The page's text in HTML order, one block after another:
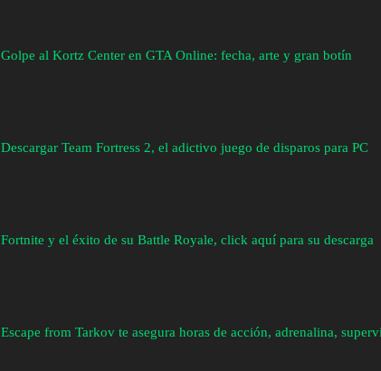
Golpe al Kortz Center en GTA Online: fecha, arte y gran botín
Descargar Team Fortress 2, el adictivo juego de disparos para PC
Fortnite y el éxito de su Battle Royale, click aquí para su descarga
Escape from Tarkov te asegura horas de acción, adrenalina,